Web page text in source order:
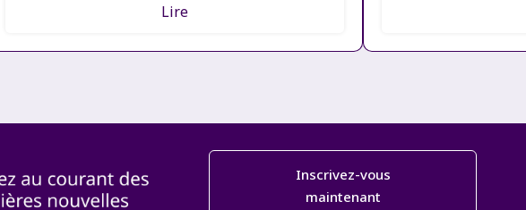
Lire
Inscrivez-vous
maintenant